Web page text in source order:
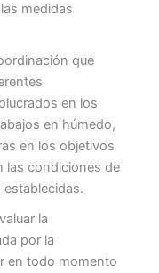
medidas
que
en los
en húmedo,
en los objetivos
las condiciones de
la
por la
en todo momento